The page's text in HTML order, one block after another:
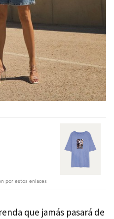
por estos enlaces
que jamás pasará de